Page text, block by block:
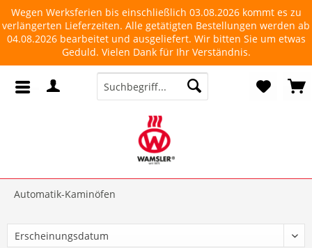
Wegen Werksferien bis einschließlich 03.08.2026 kommt es zu
verlängerten Lieferzeiten. Alle getätigten Bestellungen werden ab
04.08.2026 bearbeitet und ausgeliefert. Wir bitten Sie um etwas
Geduld. Vielen Dank für Ihr Verständnis.
Automatik-Kaminöfen